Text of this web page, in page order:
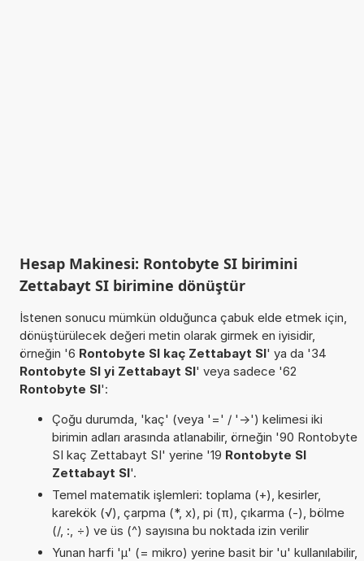
Hesap Makinesi: Rontobyte SI birimini
Zettabayt SI birimine dönüştür
İstenen sonucu mümkün olduğunca çabuk elde etmek için,
dönüştürülecek değeri metin olarak girmek en iyisidir,
örneğin '6 Rontobyte SI kaç Zettabayt SI' ya da '34
Rontobyte SI yi Zettabayt SI' veya sadece '62
Rontobyte SI':
Çoğu durumda, 'kaç' (veya '=' / '->') kelimesi iki
birimin adları arasında atlanabilir, örneğin '90 Rontobyte
SI kaç Zettabayt SI' yerine '19 Rontobyte SI
Zettabayt SI'.
Temel matematik işlemleri: toplama (+), kesirler,
karekök (√), çarpma (*, x), pi (π), çıkarma (-), bölme
(/, :, ÷) ve üs (^) sayısına bu noktada izin verilir
Yunan harfi 'µ' (= mikro) yerine basit bir 'u' kullanılabilir,